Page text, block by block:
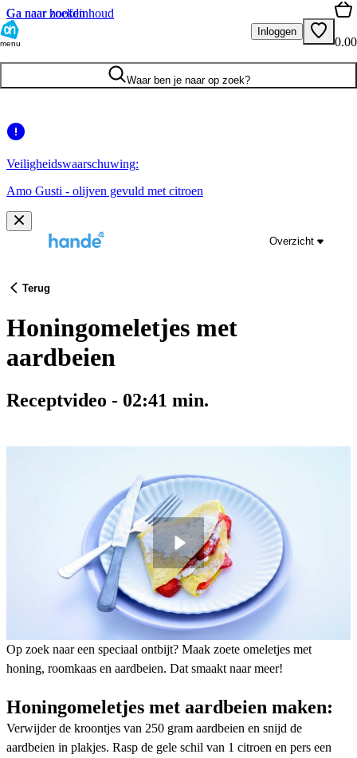
Ga naar hoofdinhoud
Ga naar zoeken
menu
Inloggen
0.00
Waar ben je naar op zoek?
Veiligheidswaarschuwing:
Amo Gusti - olijven gevuld met citroen
Overzicht
Terug
Honingomeletjes met
aardbeien
Receptvideo - 02:41 min.
Op zoek naar een speciaal ontbijt? Maak zoete omeletjes met
honing, roomkaas en aardbeien. Dat smaakt naar meer!
Honingomeletjes met aardbeien maken:
Verwijder de kroontjes van 250 gram aardbeien en snijd de
aardbeien in plakjes. Rasp de gele schil van 1 citroen en pers een